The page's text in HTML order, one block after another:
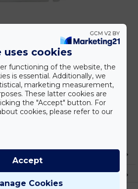
uses cookies
functioning of the website, the
is essential. Additionally, we
marketing measurement,
These latter cookies are
the "Accept" button. For
cookies, please refer to our
Cookies
Accept